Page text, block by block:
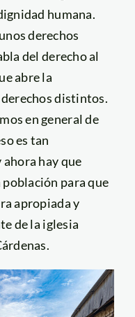
humana.
derechos
del derecho al
abre la
distintos.
en general de
es tan
hay que
para que
apropiada y
de la iglesia